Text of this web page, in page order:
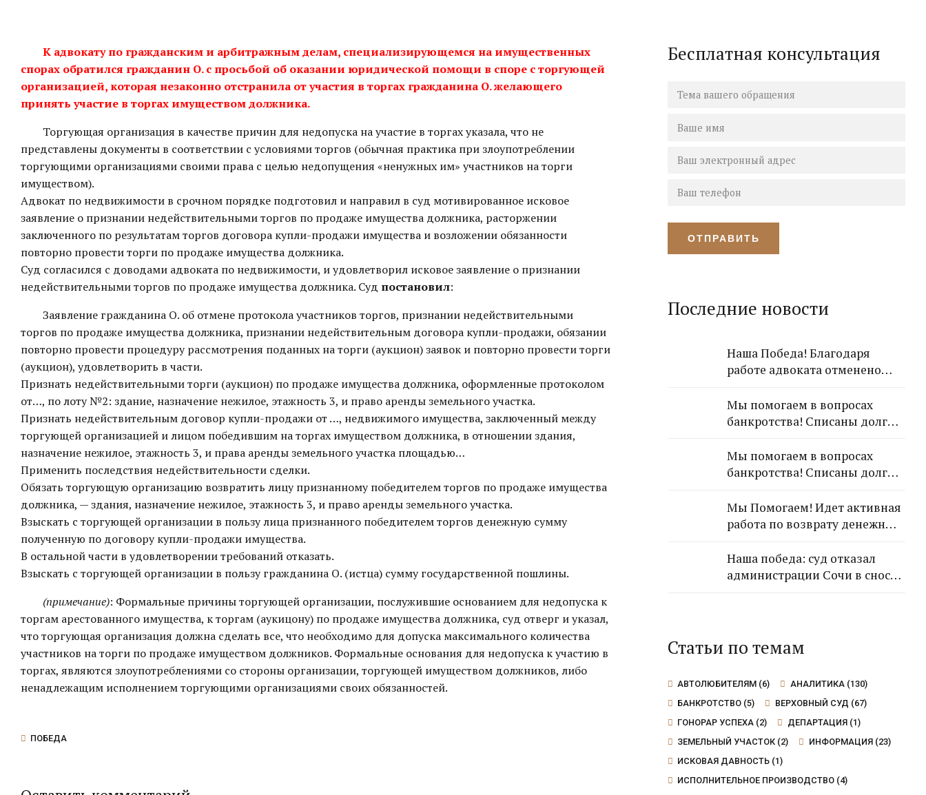
К адвокату по гражданским и арбитражным делам, специализирующемся на имущественных
спорах обратился гражданин О. с просьбой об оказании юридической помощи в споре с торгующей
организацией, которая незаконно отстранила от участия в торгах гражданина О. желающего
принять участие в торгах имуществом должника.
Торгующая организация в качестве причин для недопуска на участие в торгах указала, что не
представлены документы в соответствии с условиями торгов (обычная практика при злоупотреблении
торгующими организациями своими права с целью недопущения «ненужных им» участников на торги
имуществом).
Адвокат по недвижимости в срочном порядке подготовил и направил в суд мотивированное исковое
заявление о признании недействительными торгов по продаже имущества должника, расторжении
заключенного по результатам торгов договора купли-продажи имущества и возложении обязанности
повторно провести торги по продаже имущества должника.
Суд согласился с доводами адвоката по недвижимости, и удовлетворил исковое заявление о признании
недействительными торгов по продаже имущества должника. Суд постановил:
Заявление гражданина О. об отмене протокола участников торгов, признании недействительными
торгов по продаже имущества должника, признании недействительным договора купли-продажи, обязании
повторно провести процедуру рассмотрения поданных на торги (аукцион) заявок и повторно провести торги
(аукцион), удовлетворить в части.
Признать недействительными торги (аукцион) по продаже имущества должника, оформленные протоколом
от…, по лоту №2: здание, назначение нежилое, этажность 3, и право аренды земельного участка.
Признать недействительным договор купли-продажи от …, недвижимого имущества, заключенный между
торгующей организацией и лицом победившим на торгах имуществом должника, в отношении здания,
назначение нежилое, этажность 3, и права аренды земельного участка площадью…
Применить последствия недействительности сделки.
Обязать торгующую организацию возвратить лицу признанному победителем торгов по продаже имущества
должника, — здания, назначение нежилое, этажность 3, и право аренды земельного участка.
Взыскать с торгующей организации в пользу лица признанного победителем торгов денежную сумму
полученную по договору купли-продажи имущества.
В остальной части в удовлетворении требований отказать.
Взыскать с торгующей организации в пользу гражданина О. (истца) сумму государственной пошлины.
(примечание): Формальные причины торгующей организации, послужившие основанием для недопуска к
торгам арестованного имущества, к торгам (аукицону) по продаже имущества должника, суд отверг и указал,
что торгующая организация должна сделать все, что необходимо для допуска максимального количества
участников на торги по продаже имуществом должников. Формальные основания для недопуска к участию в
торгах, являются злоупотреблениями со стороны организации, торгующей имуществом должников, либо
ненадлежащим исполнением торгующими организациями своих обязанностей.
ПОБЕДА
Бесплатная консультация
Последние новости
Наша Победа! Благодаря
работе адвоката отменено
районного суда о взыскании с
арендодателя 650 000 рублей!
Мы помогаем в вопросах
банкротства! Списаны долги
гражданки!
Мы помогаем в вопросах
банкротства! Списаны долги
гражданки!
Мы Помогаем! Идет активная
работа по возврату денежных
Кансузян Самвела
Смпатовича 17.07.1983 г.р.
Наша победа: суд отказал
администрации Сочи в сносе
Статьи по темам
АВТОЛЮБИТЕЛЯМ (6) АНАЛИТИКА(130)
БАНКРОТСТВО (5) ВЕРХОВНЫЙ СУД (67)
ГОНОРАР УСПЕХА (2) ДЕПАРТАЦИЯ(1)
ЗЕМЕЛЬНЫЙ УЧАСТОК (2) ИНФОРМАЦИЯ(23)
ИСКОВАЯ ДАВНОСТЬ (1)
ИСПОЛНИТЕЛЬНОЕ ПРОИЗВОДСТВО (4)